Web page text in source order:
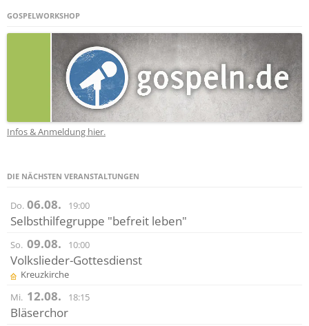
GOSPELWORKSHOP
Infos & Anmeldung hier.
DIE NÄCHSTEN VERANSTALTUNGEN
Do. 06.08. 19:00
Selbsthilfegruppe "befreit leben"
So. 09.08. 10:00
Volkslieder-Gottesdienst
Kreuzkirche
Mi. 12.08. 18:15
Bläserchor